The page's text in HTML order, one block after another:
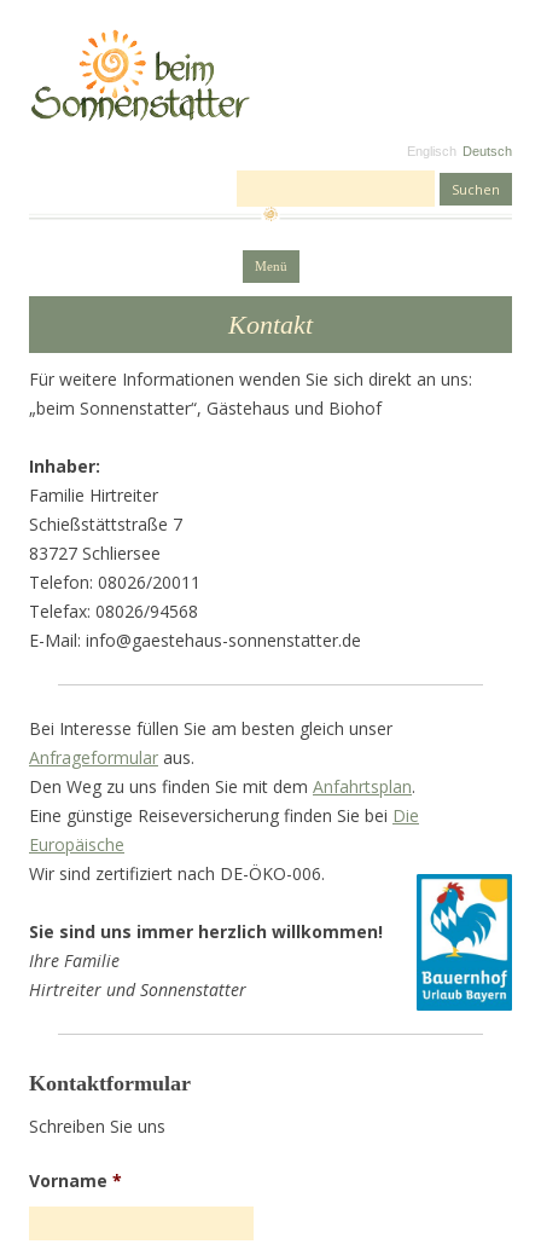
Deutsch
Englisch
Menü Zum Inhalt springen
Kontakt
Für weitere Informationen wenden Sie sich direkt an uns:
„beim Sonnenstatter“, Gästehaus und Biohof
Inhaber:
Familie Hirtreiter
Schießstättstraße 7
83727 Schliersee
Telefon: 08026/20011
Telefax: 08026/94568
E-Mail: info@gaestehaus-sonnenstatter.de
Bei Interesse füllen Sie am besten gleich unser
Anfrageformular aus.
Den Weg zu uns finden Sie mit dem Anfahrtsplan.
Eine günstige Reiseversicherung finden Sie bei Die
Europäische
Wir sind zertifiziert nach DE-ÖKO-006.
Sie sind uns immer herzlich willkommen!
Ihre Familie
Hirtreiter und Sonnenstatter
Kontaktformular
Schreiben Sie uns
Vorname *